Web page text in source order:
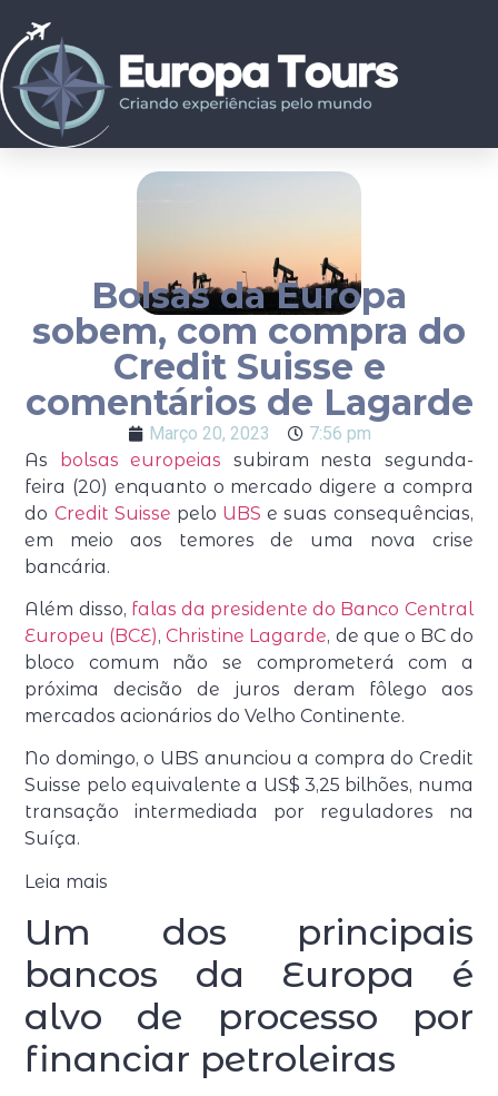
Bolsas da Europa
sobem, com compra do
Credit Suisse e
comentários de Lagarde
Março 20, 2023
7:56 pm
As
bolsas europeias subiram nesta segunda-
feira (20) enquanto o mercado digere a compra
do Credit Suisse pelo UBS e suas consequências,
em meio aos temores de uma nova crise
bancária.
Além disso, falas da presidente do Banco Central
Europeu (BCE),Christine Lagarde, de que o BC do
bloco comum não se comprometerá com a
próxima decisão de juros deram fôlego aos
mercados acionários do Velho Continente.
No domingo, o UBS anunciou a compra do Credit
Suisse pelo equivalente a US$ 3,25 bilhões, numa
transação intermediada por reguladores na
Suíça.
Leia mais
Um dos principais
bancos da Europa é
alvo de processo por
financiar petroleiras